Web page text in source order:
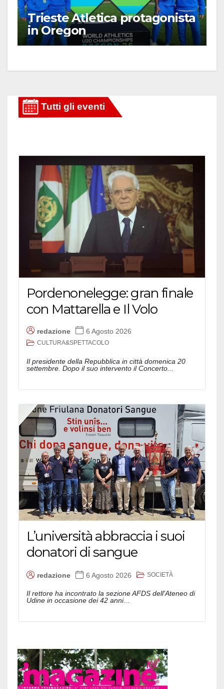
Trieste Atletica protagonista
in Oregon
Pordenonelegge: gran finale
con Mattarella e Il Volo
redazione 6 Agosto 2026
CULTURA&SPETTACOLO
Il presidente della Repubblica in città domenica 20
settembre. Dopo il suo intervento il Concerto...
L’università abbraccia i suoi
donatori di sangue
redazione 6 Agosto 2026 SOCIETÀ
Il rettore ha incontrato la sezione AFDS dell'Ateneo di
Udine in occasione dei 42 anni...